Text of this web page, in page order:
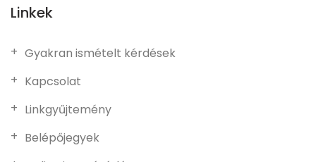
Linkek
Gyakran ismételt kérdések
Kapcsolat
Linkgyűjtemény
Belépőjegyek